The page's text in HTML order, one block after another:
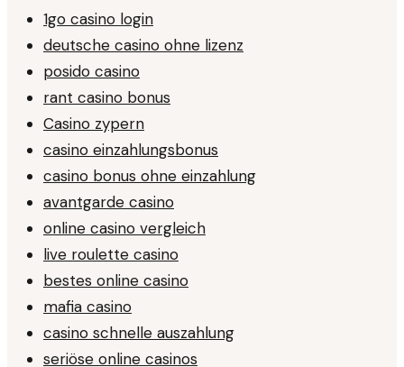
1go casino login
deutsche casino ohne lizenz
posido casino
rant casino bonus
Casino zypern
casino einzahlungsbonus
casino bonus ohne einzahlung
avantgarde casino
online casino vergleich
live roulette casino
bestes online casino
mafia casino
casino schnelle auszahlung
seriöse online casinos